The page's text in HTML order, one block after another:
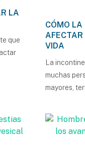
LA
que
CÓMO LA
VIDA
La
muchas
mayores,